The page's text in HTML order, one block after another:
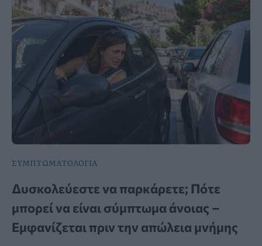
ΣΥΜΠΤΩΜΑΤΟΛΟΓΙΑ
Δυσκολεύεστε να παρκάρετε; Πότε
μπορεί να είναι σύμπτωμα άνοιας –
Εμφανίζεται πριν την απώλεια μνήμης